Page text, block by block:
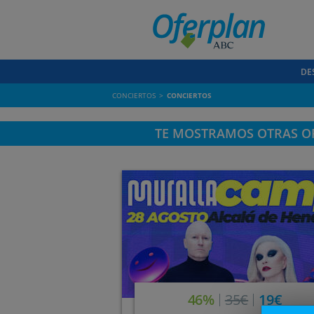
CONCIERTOS CONCIERTOS
TE MOSTRAMOS OTRAS
46% 35€ 19€